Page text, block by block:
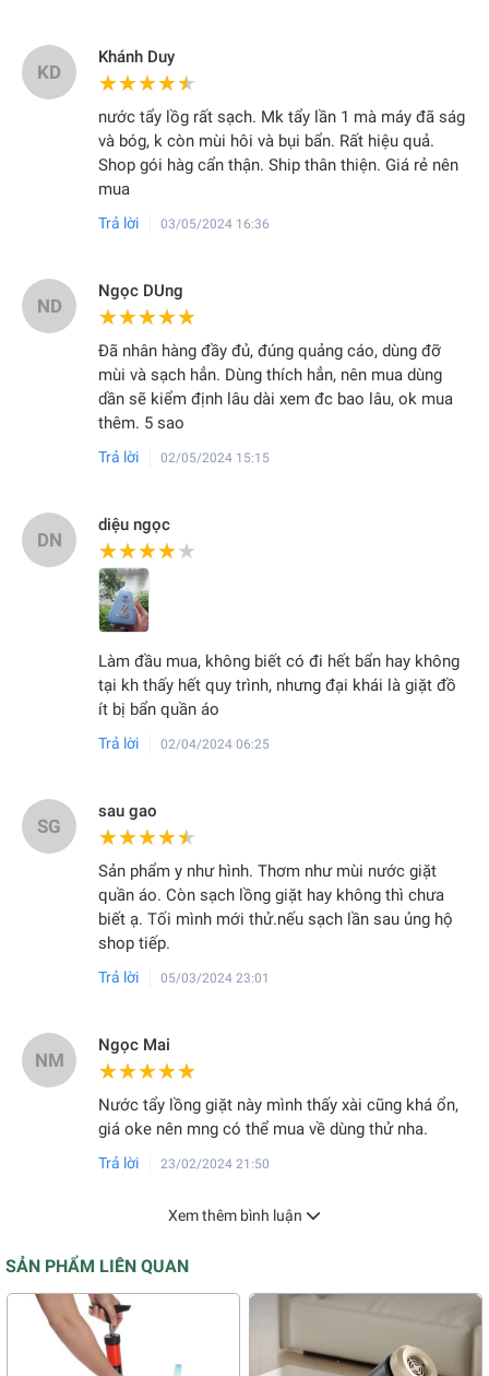
KD
Khánh Duy
★★★★★
★★★★★
nước tẩy lồg rất sạch. Mk tẩy lần 1 mà máy đã ság
và bóg, k còn mùi hôi và bụi bẩn. Rất hiệu quả.
Shop gói hàg cẩn thận. Ship thân thiện. Giá rẻ nên
mua
Trả lời 03/05/2024 16:36
ND
Ngọc DUng
★★★★★
★★★★★
Đã nhân hàng đầy đủ, đúng quảng cáo, dùng đỡ
mùi và sạch hẳn. Dùng thích hẳn, nên mua dùng
dần sẽ kiểm định lâu dài xem đc bao lâu, ok mua
thêm. 5 sao
Trả lời 02/05/2024 15:15
DN
diệu ngọc
★★★★★
★★★★★
Làm đầu mua, không biết có đi hết bẩn hay không
tại kh thấy hết quy trình, nhưng đại khái là giặt đồ
ít bị bẩn quần áo
Trả lời 02/04/2024 06:25
SG
sau gao
★★★★★
★★★★★
Sản phẩm y như hình. Thơm như mùi nước giặt
quần áo. Còn sạch lồng giặt hay không thì chưa
biết ạ. Tối mình mới thử.nếu sạch lần sau ủng hộ
shop tiếp.
Trả lời 05/03/2024 23:01
NM
Ngọc Mai
★★★★★
★★★★★
Nước tẩy lồng giặt này mình thấy xài cũng khá ổn,
giá oke nên mng có thể mua về dùng thử nha.
Trả lời 23/02/2024 21:50
Xem thêm bình luận
SẢN PHẨM LIÊN QUAN